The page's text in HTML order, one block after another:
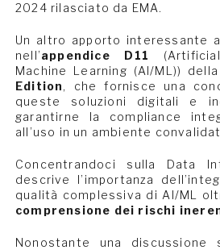
2024 rilasciato da EMA.
Un altro apporto interessante
nell’appendice D11
Machine Learning (AI/ML))
Edition, che fornisce una
queste soluzioni digitali e
garantirne la compliance
all’uso in un ambiente
Concentrandoci sulla Data
descrive l’importanza
qualità complessiva di AI/ML
comprensione dei rischi
Nonostante una